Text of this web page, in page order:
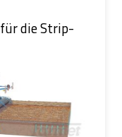
die Strip-